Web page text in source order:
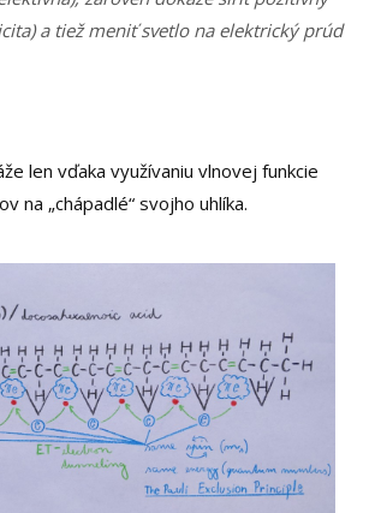
a tiež meniť svetlo na elektrický prúd
len vďaka využívaniu vlnovej funkcie
na „chápadlé“ svojho uhlíka.